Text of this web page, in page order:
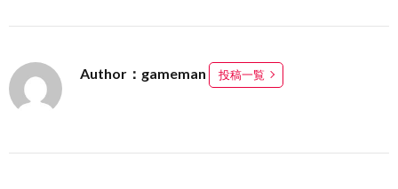
Author：gameman 投稿一覧